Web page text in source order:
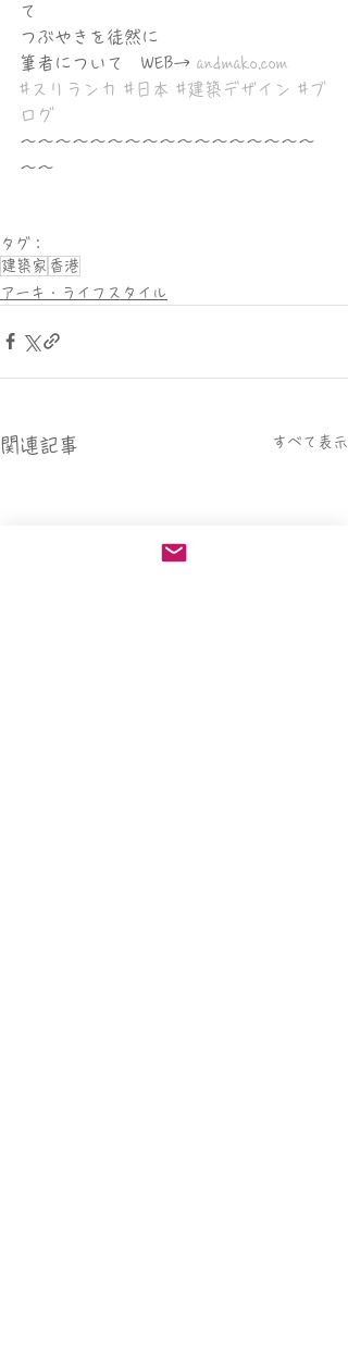
て
つぶやきを徒然に
筆者について　WEB→ andmako.com
#スリランカ #日本 #建築デザイン #ブ
ログ
〜〜〜〜〜〜〜〜〜〜〜〜〜〜〜〜〜
〜〜
タグ：
建築家 香港
アーキ・ライフスタイル
関連記事 すべて表示